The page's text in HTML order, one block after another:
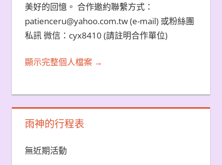
美好的回憶。 合作邀約聯繫方式：
patienceru@yahoo.com.tw (e-mail) 或粉絲團
私訊 微信：cyx8410 (請註明合作單位)
顯示完整個人檔案 →
雨神的行程表
無近期活動